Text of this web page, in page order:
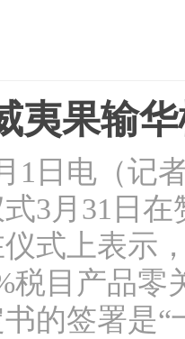
夷果输
1日电（记
3月31日
式上表示
税目产品
的签署是